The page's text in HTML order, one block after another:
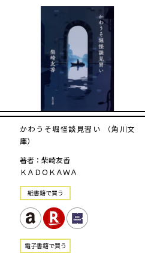
かわうそ堀怪談見習い （角川文
庫）
著者：柴崎友香
ＫＡＤＯＫＡＷＡ
紙書籍で買う
電⼦書籍で買う